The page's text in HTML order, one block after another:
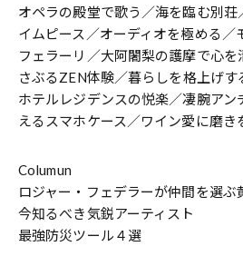
オペラの殿堂で歌う／海を臨む別荘
イムピース／オーディオを極める／
フェラーリ／大阿闍梨の護摩で心
さぶるZEN体験／暮らしを格上げす
ホテルレジデンスの悦楽／凄腕ア
えるスマホケース／ワイン愛に磨き
Columun
ロジャー・フェデラーが仲間を選ぶ
今知るべき気鋭アーティスト
最強防災ツール４選